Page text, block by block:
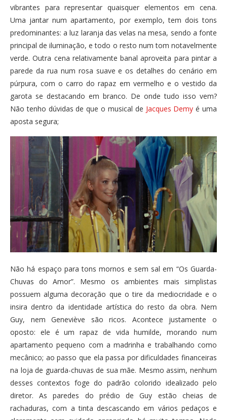
vibrantes para representar quaisquer elementos em cena.
Uma jantar num apartamento, por exemplo, tem dois tons
predominantes: a luz laranja das velas na mesa, sendo a fonte
principal de iluminação, e todo o resto num tom notavelmente
verde. Outra cena relativamente banal aproveita para pintar a
parede da rua num rosa suave e os detalhes do cenário em
púrpura, com o carro do rapaz em vermelho e o vestido da
garota se destacando em branco. De onde tudo isso vem?
Não tenho dúvidas de que o musical de Jacques Demy é uma
aposta segura;
Não há espaço para tons mornos e sem sal em “Os Guarda-
Chuvas do Amor”. Mesmo os ambientes mais simplistas
possuem alguma decoração que o tire da mediocridade e o
insira dentro da identidade artística do resto da obra. Nem
Guy, nem Geneviève são ricos. Acontece justamente o
oposto: ele é um rapaz de vida humilde, morando num
apartamento pequeno com a madrinha e trabalhando como
mecânico; ao passo que ela passa por dificuldades financeiras
na loja de guarda-chuvas de sua mãe. Mesmo assim, nenhum
desses contextos foge do padrão colorido idealizado pelo
diretor. As paredes do prédio de Guy estão cheias de
rachaduras, com a tinta descascando em vários pedaços e